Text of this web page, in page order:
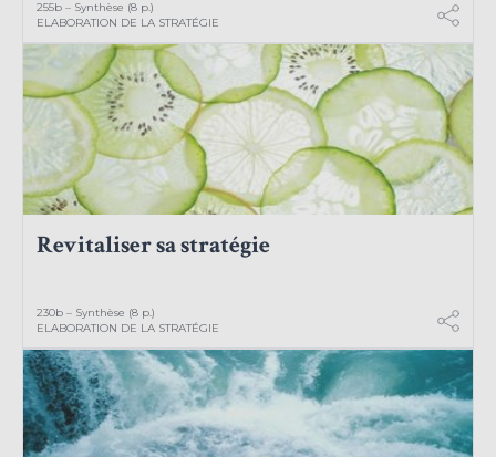
255b – Synthèse (8 p.)
ELABORATION DE LA STRATÉGIE
Revitaliser sa stratégie
230b – Synthèse (8 p.)
ELABORATION DE LA STRATÉGIE